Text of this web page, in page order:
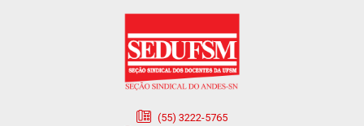
(55) 3222-5765